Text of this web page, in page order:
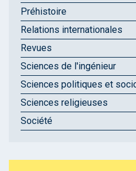
Préhistoire
Relations internationales
Revues
Sciences de l'ingénieur
Sciences politiques et
Sciences religieuses
Société